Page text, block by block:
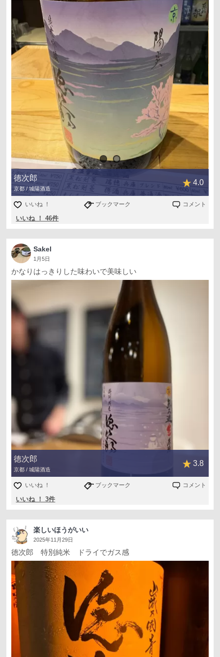
徳次郎
京都 / 城陽酒造
4.0
いいね ！ ブックマーク コメント
いいね ！ 46件
Sakel
1月5日
かなりはっきりした味わいで美味しい
徳次郎
京都 / 城陽酒造
3.8
いいね ！ ブックマーク コメント
いいね ！ 3件
楽しいほうがいい
2025年11月29日
徳次郎 特別純米 ドライでガス感